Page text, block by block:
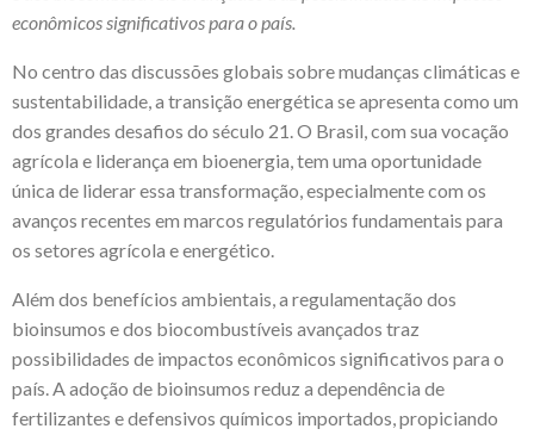
econômicos significativos para o país.
No centro das discussões globais sobre mudanças climáticas e
sustentabilidade, a transição energética se apresenta como um
dos grandes desafios do século 21. O Brasil, com sua vocação
agrícola e liderança em bioenergia, tem uma oportunidade
única de liderar essa transformação, especialmente com os
avanços recentes em marcos regulatórios fundamentais para
os setores agrícola e energético.
Além dos benefícios ambientais, a regulamentação dos
bioinsumos e dos biocombustíveis avançados traz
possibilidades de impactos econômicos significativos para o
país. A adoção de bioinsumos reduz a dependência de
fertilizantes e defensivos químicos importados, propiciando